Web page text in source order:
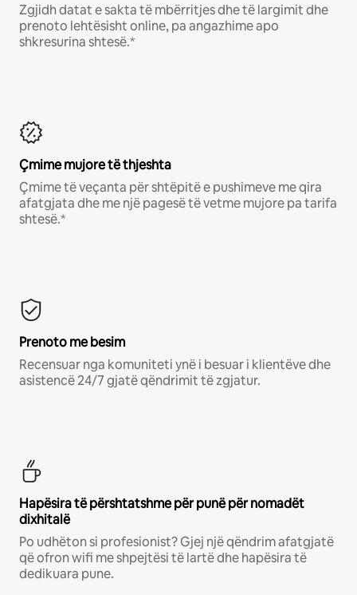
Zgjidh datat e sakta të mbërritjes dhe të largimit dhe
prenoto lehtësisht online, pa angazhime apo
shkresurina shtesë.*
Çmime mujore të thjeshta
Çmime të veçanta për shtëpitë e pushimeve me qira
afatgjata dhe me një pagesë të vetme mujore pa tarifa
shtesë.*
Prenoto me besim
Recensuar nga komuniteti ynë i besuar i klientëve dhe
asistencë 24/7 gjatë qëndrimit të zgjatur.
Hapësira të përshtatshme për punë për nomadët
dixhitalë
Po udhëton si profesionist? Gjej një qëndrim afatgjatë
që ofron wifi me shpejtësi të lartë dhe hapësira të
dedikuara pune.